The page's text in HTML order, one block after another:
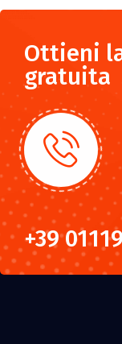
Ottieni
gratuita
+39